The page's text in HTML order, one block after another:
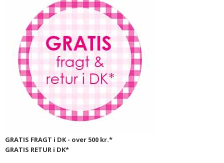
GRATIS FRAGT i DK - over 500 kr.*
GRATIS RETUR i DK*